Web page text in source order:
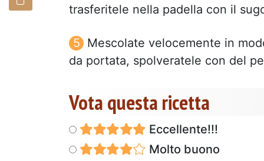
trasferitele nella padella con il
Mescolate velocemente in
da portata, spolveratele con del
Vota questa ricetta
Eccellente!!!
Molto buono